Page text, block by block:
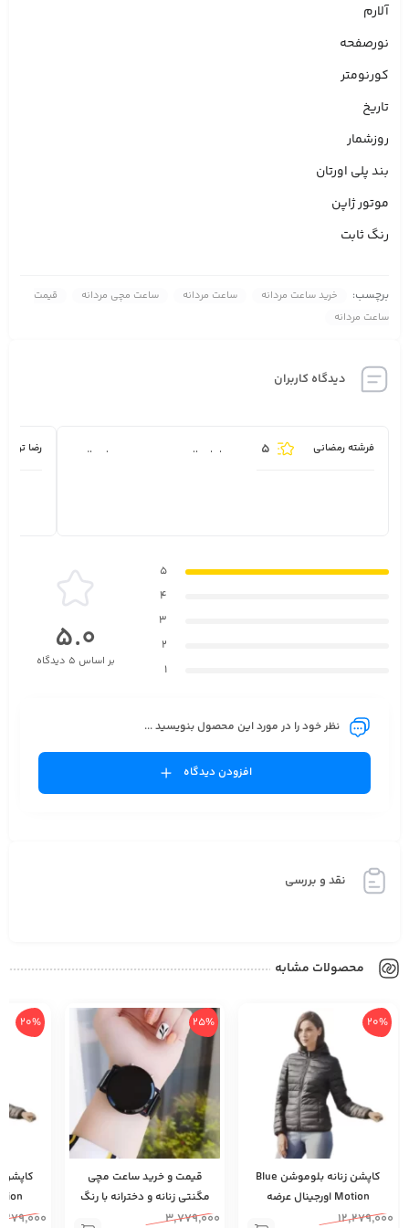
آلارم
نورصفحه
کورنومتر
تاریخ
روزشمار
بند پلی اورتان
موتور ژاپن
رنگ ثابت
برچسب: خرید ساعت مردانه ساعت مردانه ساعت مچی مردانه
قیمت
ساعت مردانه
دیدگاه کاربران
فرشته رمضانی 5 ممنون از ارسال سریعتون محصول عالی بود. رضا توکلی
5
4
3
2
1
5.0
بر اساس 5 دیدگاه
نظر خود را در مورد این محصول بنویسید ...
افزودن دیدگاه
نقد و بررسی
محصولات مشابه
کاپشن زنانه بلوموشن Blue
امارات |
25%
قیمت و خرید ساعت مچی
مگنتی زنانه و دخترانه با رنگ
ثابت اورجینال |‌ ساعت مچی3,779,000
20%
کاپشن زنانه بلوموشن Blue
Motion اورجینال عرضه
مستقیم کالا از دبی لنج امارات |
12,279,000